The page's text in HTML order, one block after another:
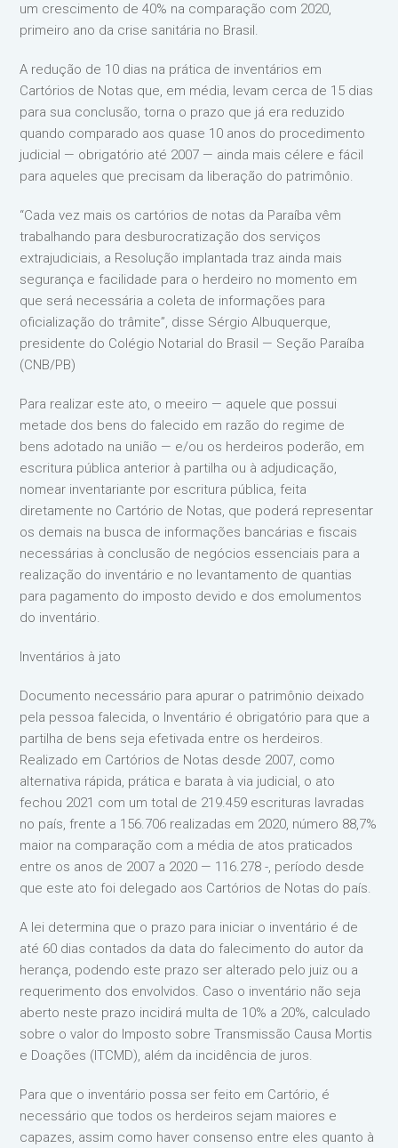
um crescimento de 40% na comparação com 2020,
primeiro ano da crise sanitária no Brasil.
A redução de 10 dias na prática de inventários em
Cartórios de Notas que, em média, levam cerca de 15 dias
para sua conclusão, torna o prazo que já era reduzido
quando comparado aos quase 10 anos do procedimento
judicial — obrigatório até 2007 — ainda mais célere e fácil
para aqueles que precisam da liberação do patrimônio.
“Cada vez mais os cartórios de notas da Paraíba vêm
trabalhando para desburocratização dos serviços
extrajudiciais, a Resolução implantada traz ainda mais
segurança e facilidade para o herdeiro no momento em
que será necessária a coleta de informações para
oficialização do trâmite”, disse Sérgio Albuquerque,
presidente do Colégio Notarial do Brasil — Seção Paraíba
(CNB/PB)
Para realizar este ato, o meeiro — aquele que possui
metade dos bens do falecido em razão do regime de
bens adotado na união — e/ou os herdeiros poderão, em
escritura pública anterior à partilha ou à adjudicação,
nomear inventariante por escritura pública, feita
diretamente no Cartório de Notas, que poderá representar
os demais na busca de informações bancárias e fiscais
necessárias à conclusão de negócios essenciais para a
realização do inventário e no levantamento de quantias
para pagamento do imposto devido e dos emolumentos
do inventário.
Inventários à jato
Documento necessário para apurar o patrimônio deixado
pela pessoa falecida, o Inventário é obrigatório para que a
partilha de bens seja efetivada entre os herdeiros.
Realizado em Cartórios de Notas desde 2007, como
alternativa rápida, prática e barata à via judicial, o ato
fechou 2021 com um total de 219.459 escrituras lavradas
no país, frente a 156.706 realizadas em 2020, número 88,7%
maior na comparação com a média de atos praticados
entre os anos de 2007 a 2020 — 116.278 -, período desde
que este ato foi delegado aos Cartórios de Notas do país.
A lei determina que o prazo para iniciar o inventário é de
até 60 dias contados da data do falecimento do autor da
herança, podendo este prazo ser alterado pelo juiz ou a
requerimento dos envolvidos. Caso o inventário não seja
aberto neste prazo incidirá multa de 10% a 20%, calculado
sobre o valor do Imposto sobre Transmissão Causa Mortis
e Doações (ITCMD), além da incidência de juros.
Para que o inventário possa ser feito em Cartório, é
necessário que todos os herdeiros sejam maiores e
capazes, assim como haver consenso entre eles quanto à